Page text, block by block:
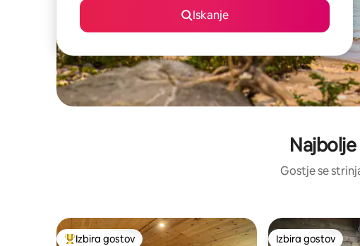
Iskanje
Gostje se
Izbira gostov Izbira gostov